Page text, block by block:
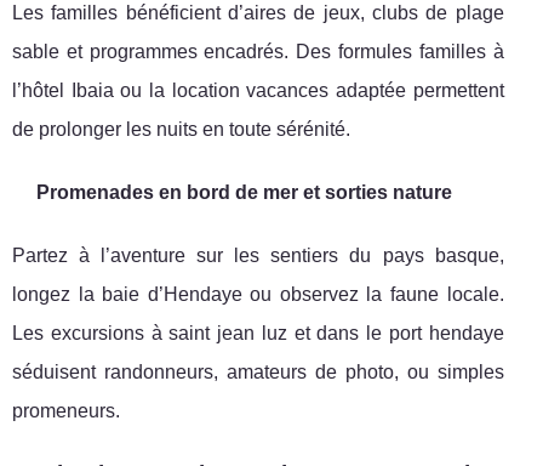
Les familles bénéficient d’aires de jeux, clubs de plage
sable et programmes encadrés. Des formules familles à
l’hôtel Ibaia ou la location vacances adaptée permettent
de prolonger les nuits en toute sérénité.
Promenades en bord de mer et sorties nature
Partez à l’aventure sur les sentiers du pays basque,
longez la baie d’Hendaye ou observez la faune locale.
Les excursions à saint jean luz et dans le port hendaye
séduisent randonneurs, amateurs de photo, ou simples
promeneurs.